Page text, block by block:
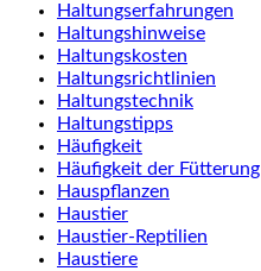
Haltungserfahrungen
Haltungshinweise
Haltungskosten
Haltungsrichtlinien
Haltungstechnik
Haltungstipps
Häufigkeit
Häufigkeit der Fütterung
Hauspflanzen
Haustier
Haustier-Reptilien
Haustiere